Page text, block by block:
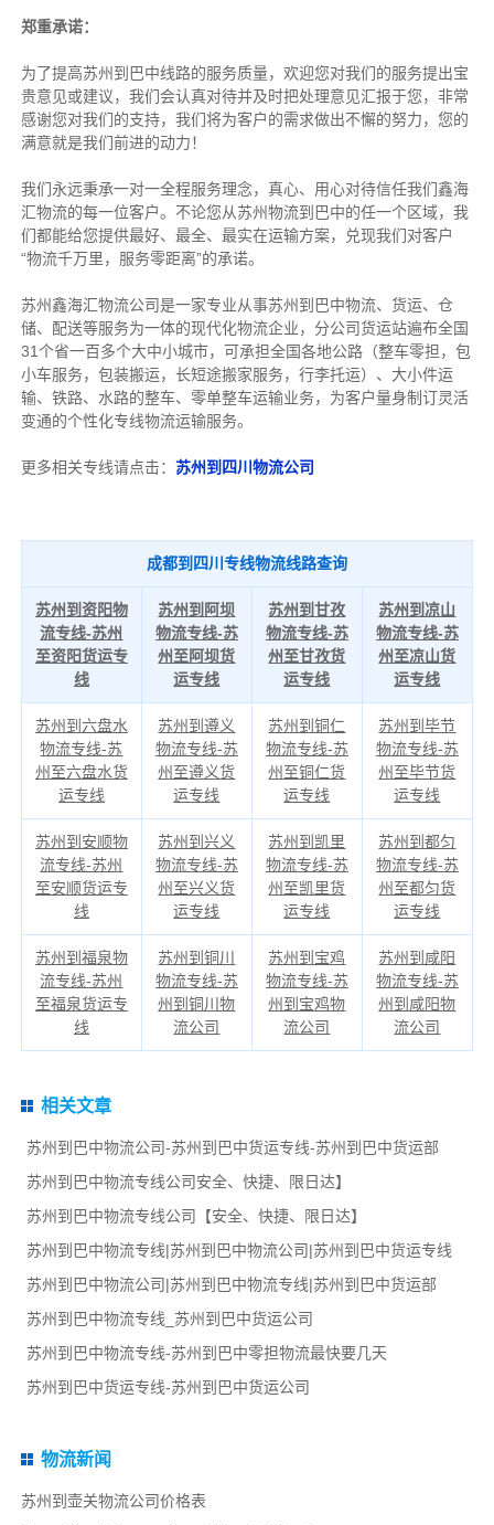
郑重承诺：
为了提高苏州到巴中线路的服务质量，欢迎您对我们的服务提出宝
贵意见或建议，我们会认真对待并及时把处理意见汇报于您，非常
感谢您对我们的支持，我们将为客户的需求做出不懈的努力，您的
满意就是我们前进的动力！
我们永远秉承一对一全程服务理念，真心、用心对待信任我们鑫海
汇物流的每一位客户。不论您从苏州物流到巴中的任一个区域，我
们都能给您提供最好、最全、最实在运输方案，兑现我们对客户
“物流千万里，服务零距离”的承诺。
苏州鑫海汇物流公司是一家专业从事苏州到巴中物流、货运、仓
储、配送等服务为一体的现代化物流企业，分公司货运站遍布全国
31个省一百多个大中小城市，可承担全国各地公路（整车零担，包
小车服务，包装搬运，长短途搬家服务，行李托运）、大小件运
输、铁路、水路的整车、零单整车运输业务，为客户量身制订灵活
变通的个性化专线物流运输服务。
更多相关专线请点击： 苏州到四川物流公司
成都到四川专线物流线路查询
苏州到资阳物
流专线-苏州
至资阳货运专
线
苏州到阿坝
物流专线-苏
州至阿坝货
运专线
苏州到甘孜
物流专线-苏
州至甘孜货
运专线
苏州到凉山
物流专线-苏
州至凉山货
运专线
苏州到六盘水
物流专线-苏
州至六盘水货
运专线
苏州到遵义
物流专线-苏
州至遵义货
运专线
苏州到铜仁
物流专线-苏
州至铜仁货
运专线
苏州到毕节
物流专线-苏
州至毕节货
运专线
苏州到安顺物
流专线-苏州
至安顺货运专
线
苏州到兴义
物流专线-苏
州至兴义货
运专线
苏州到凯里
物流专线-苏
州至凯里货
运专线
苏州到都匀
物流专线-苏
州至都匀货
运专线
苏州到福泉物
流专线-苏州
至福泉货运专
线
苏州到铜川
物流专线-苏
州到铜川物
流公司
苏州到宝鸡
物流专线-苏
州到宝鸡物
流公司
苏州到咸阳
物流专线-苏
州到咸阳物
流公司
相关文章
苏州到巴中物流公司-苏州到巴中货运专线-苏州到巴中货运部
苏州到巴中物流专线公司安全、快捷、限日达】
苏州到巴中物流专线公司【安全、快捷、限日达】
苏州到巴中物流专线|苏州到巴中物流公司|苏州到巴中货运专线
苏州到巴中物流公司|苏州到巴中物流专线|苏州到巴中货运部
苏州到巴中物流专线_苏州到巴中货运公司
苏州到巴中物流专线-苏州到巴中零担物流最快要几天
苏州到巴中货运专线-苏州到巴中货运公司
物流新闻
苏州到壶关物流公司价格表